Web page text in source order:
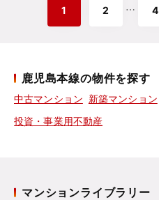
1 2 ⋯ 4
鹿児島本線の物件を探す
中古マンション 新築マンション
投資・事業用不動産
マンションライブラリー